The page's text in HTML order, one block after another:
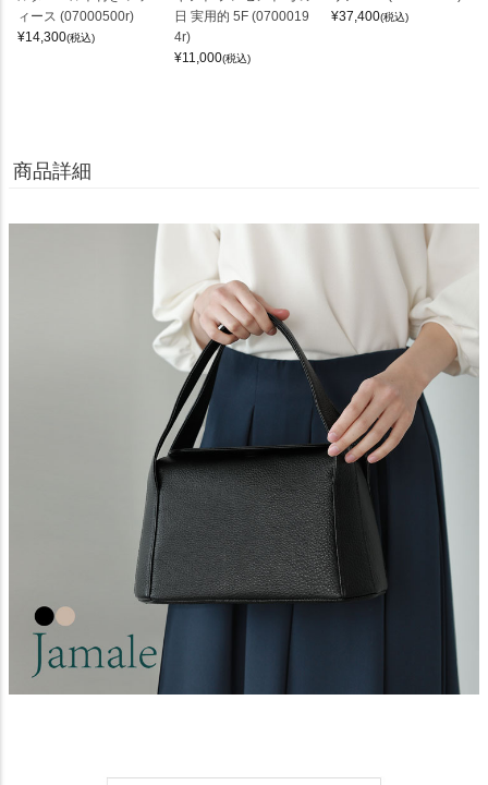
ィース (07000500r)
¥14,300(税込)
日 実用的 5F (0700019
4r)
¥11,000(税込)
¥37,400(税込)
商品詳細